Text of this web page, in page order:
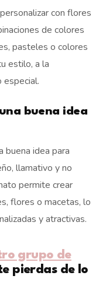
con flores
de colores
pasteles o colores
estilo, a la
especial.
buena idea
buena idea para
llamativo y no
permite crear
flores o macetas, lo
y atractivas.
grupo de
pierdas de lo